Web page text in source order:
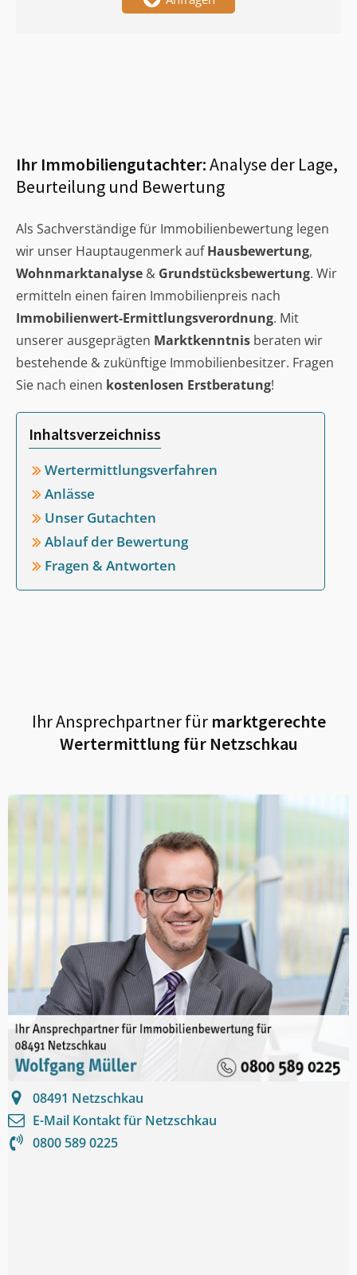
Ihr Immobiliengutachter:Analyse der Lage,
Beurteilung und Bewertung
Als Sachverständige für Immobilienbewertung legen
wir unser Hauptaugenmerk aufHausbewertung,
Wohnmarktanalyse & Grundstücksbewertung. Wir
ermitteln einen fairen Immobilienpreis nach
Immobilienwert-Ermittlungsverordnung. Mit
unserer ausgeprägten Marktkenntnis beraten wir
bestehende & zukünftige Immobilienbesitzer. Fragen
Sie nach einen kostenlosen Erstberatung!
Inhaltsverzeichniss
Wertermittlungsverfahren
Anlässe
Unser Gutachten
Ablauf der Bewertung
Fragen & Antworten
Ihr Ansprechpartner fürmarktgerechte
Wertermittlung für Netzschkau
08491 Netzschkau
E-Mail Kontakt für Netzschkau
0800 589 0225